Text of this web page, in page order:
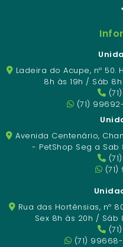
Ladeira do Acupe, nº 50.
8h às 19h / Sáb
(71)
Avenida Centenário,
- PetShop Seg a Sab
Rua das Hortênsias, nº
Sex 8h às 20h / Sáb
(71)